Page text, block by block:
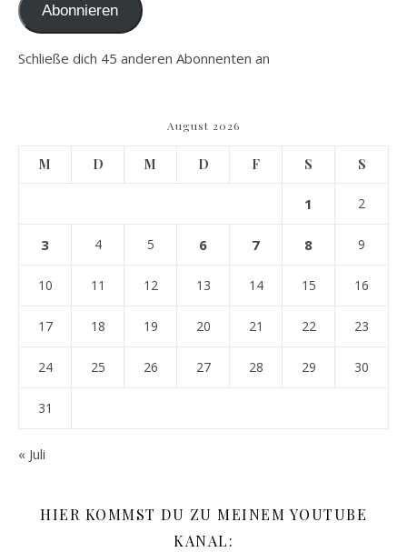
Abonnieren
Schließe dich 45 anderen Abonnenten an
August 2026
M D M D F S S
1 2
3 4 5 6 7 8 9
10 11 12 13 14 15 16
17 18 19 20 21 22 23
24 25 26 27 28 29 30
31
« Juli
HIER KOMMST DU ZU MEINEM YOUTUBE
KANAL: